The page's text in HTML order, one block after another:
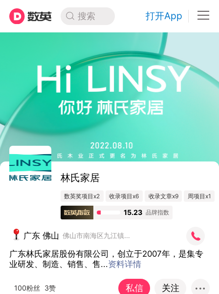
搜索 打开App
林氏家居
数英奖项目x2 收录项目x6 收录文章x9 周项目x1
15.23 品牌指数
广东 佛山 佛山市南海区九江镇沙头康泰南路106号
广东林氏家居股份有限公司，创立于2007年，是集专
业研发、制造、销售、售...资料详情
100粉丝 3赞 私信 关注